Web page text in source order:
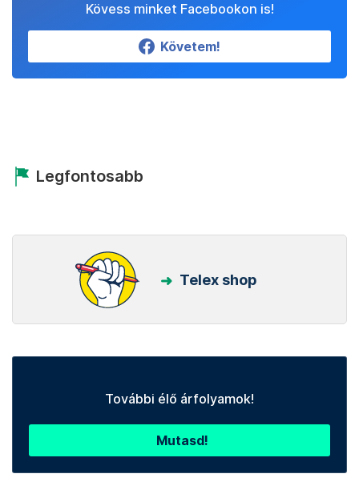
Kövess minket Facebookon is!
Követem!
Legfontosabb
Telex shop
További élő árfolyamok!
Mutasd!